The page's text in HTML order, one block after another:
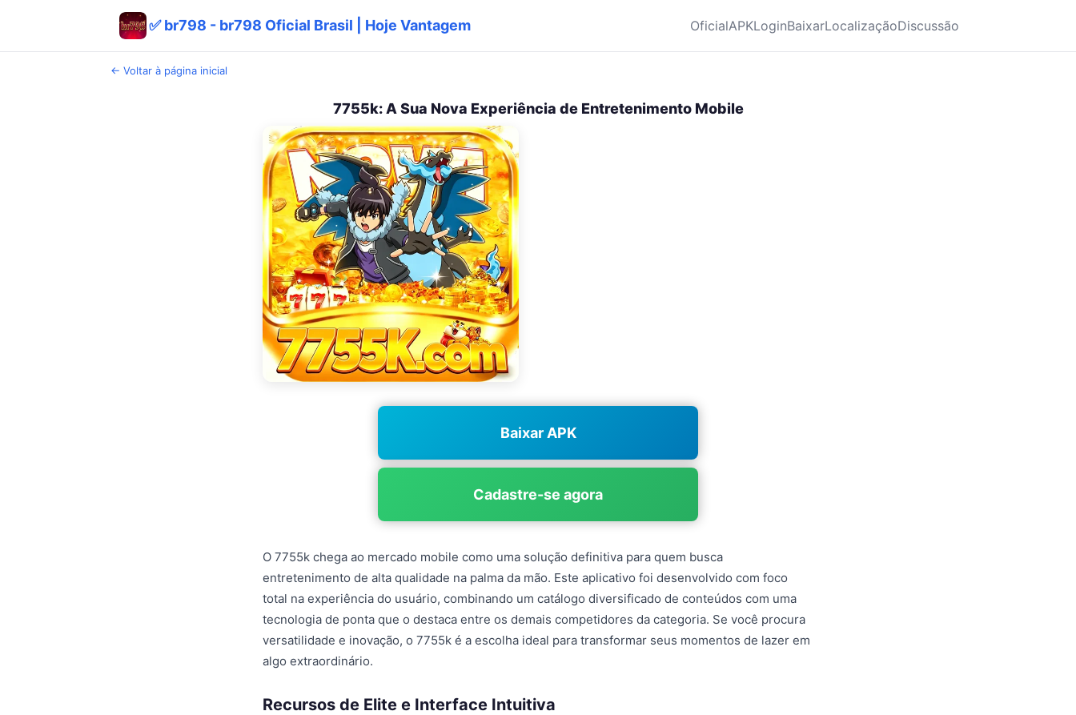
✅ br798 - br798 Oficial Brasil | Hoje Vantagem OficialAPKLoginBaixarLocalizaçãoDiscussão
← Voltar à página inicial
7755k: A Sua Nova Experiência de Entretenimento Mobile
Baixar APK
Cadastre-se agora
O 7755k chega ao mercado mobile como uma solução definitiva para quem busca
entretenimento de alta qualidade na palma da mão. Este aplicativo foi desenvolvido com foco
total na experiência do usuário, combinando um catálogo diversificado de conteúdos com uma
tecnologia de ponta que o destaca entre os demais competidores da categoria. Se você procura
versatilidade e inovação, o 7755k é a escolha ideal para transformar seus momentos de lazer em
algo extraordinário.
Recursos de Elite e Interface Intuitiva